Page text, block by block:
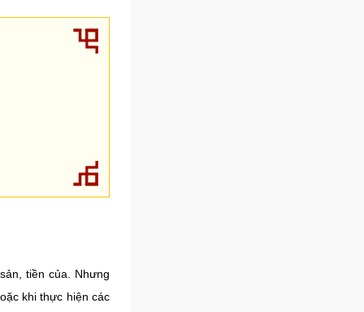
tiền của. Nhưng
khi thực hiện các